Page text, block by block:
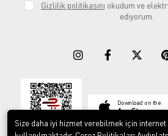
Gizlilik politikasını okudum ve
ediyorum.
Download on the
App Store
Size daha iyi hizmet verebilmek için